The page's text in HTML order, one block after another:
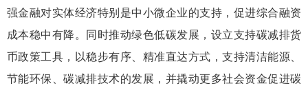
强金融对实体经济特别是中小微企业的支持，促进综合融资
成本稳中有降。同时推动绿色低碳发展，设立支持碳减排货
币政策工具，以稳步有序、精准直达方式，支持清洁能源、
节能环保、碳减排技术的发展，并撬动更多社会资金促进碳